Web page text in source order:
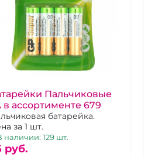
Пальчиковые
в ассортименте 679
батарейка.
за 1 шт.
наличии: 129 шт.
pуб.